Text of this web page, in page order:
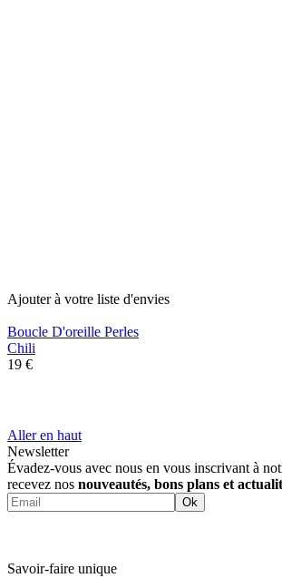
Ajouter à votre liste d'envies
Boucle D'oreille Perles
Chili
19 €
Aller en haut
Newsletter
Évadez-vous avec nous en vous inscrivant à
recevez nos nouveautés, bons plans et
Ok
Savoir-faire unique